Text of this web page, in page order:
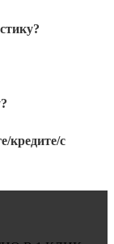
кредите/с